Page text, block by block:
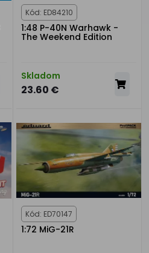
Kód: ED84210
1:48 P-40N Warhawk -
The Weekend Edition
Skladom
23.60 €
Kód: ED70147
1:72 MiG-21R